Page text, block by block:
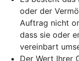
oder der
Auftrag nicht
dass sie oder
vereinbart
Der Wert Ihrer